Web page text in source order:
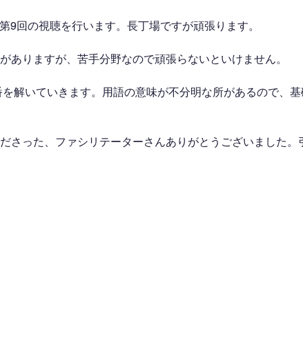
9回の視聴を行います。長丁場ですが頑張ります。
ありますが、苦手分野なので頑張らないといけません。
解いていきます。用語の意味が不分明な所があるので、基
さった、ファシリテーターさんありがとうございました。